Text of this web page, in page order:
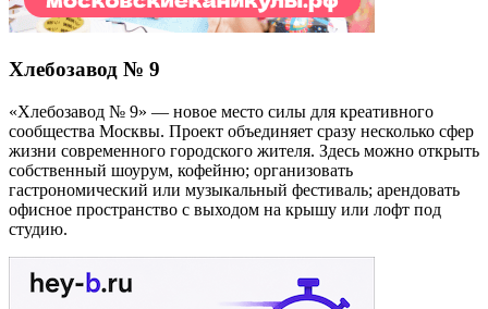
Хлебозавод № 9
«Хлебозавод № 9» — новое место силы для креативного
сообщества Москвы. Проект объединяет сразу несколько сфер
жизни современного городского жителя. Здесь можно открыть
собственный шоурум, кофейню; организовать
гастрономический или музыкальный фестиваль; арендовать
офисное пространство с выходом на крышу или лофт под
студию.